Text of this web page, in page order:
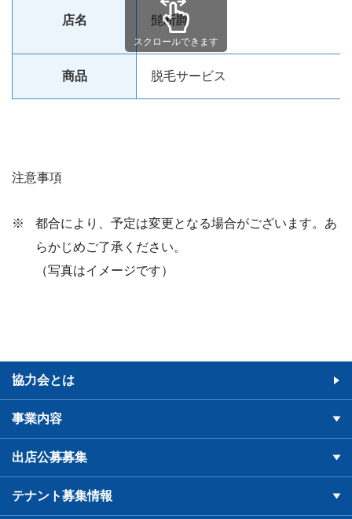
店名 髭断爵
商品 脱毛サービス
スクロールできます
注意事項
都合により、予定は変更となる場合がございます。あ
らかじめご了承ください。
（写真はイメージです）
協力会とは
事業内容
出店公募募集
テナント募集情報